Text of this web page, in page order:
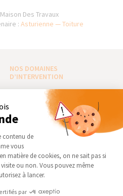
Des Travaux
:Asturienne — Toiture
NOS DOMAINES
D’INTERVENTION
RÉNOVATION INTÉRIEURE
TRAVAUX EXTÉRIEURS
NOS PARTENAIRES
La Maison des Architectes
Expert Bricolage
du
contenu de
vous
matière de cookies, on ne sait pas si
ou non. Vous pouvez même
à lancer.
par
consent